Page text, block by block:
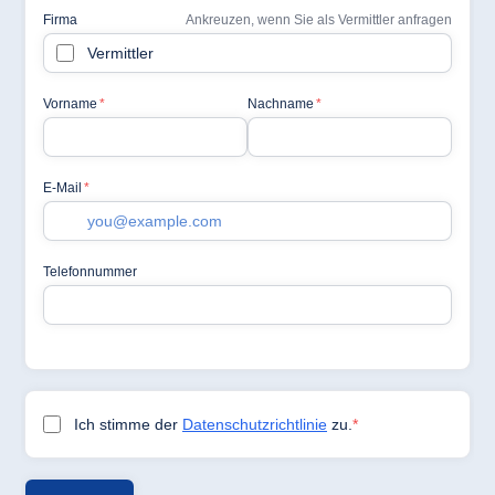
Jolie Ville Resort
& Casino Sharm
El Sheikh
Albanien
Hotel Plaza
Tirana
Bay
Bulgarien
Blue Albena